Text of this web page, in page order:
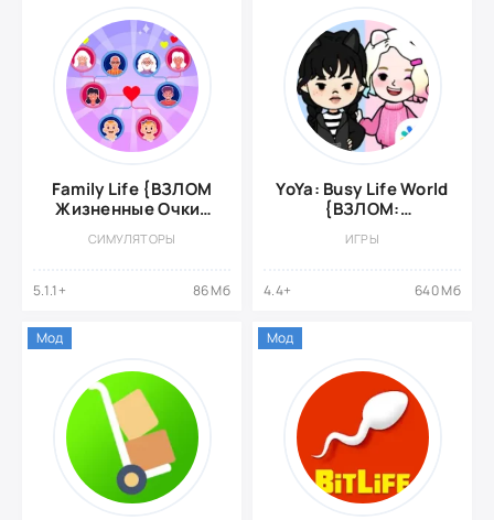
Family Life {ВЗЛОМ
Жизненные Очки/
СИМУЛЯТОРЫ
5.1.1+ 86 Мб
YoYa: Busy Life World
{ВЗЛОМ:
платного контента}
ИГРЫ
4.4+ 640 Мб
Мод Мод